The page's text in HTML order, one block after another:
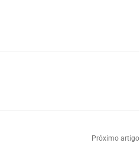
Próximo artigo